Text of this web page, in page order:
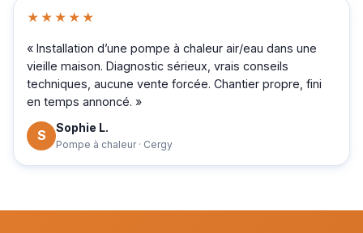
★★★★★
« Installation d’une pompe à chaleur air/eau dans une
vieille maison. Diagnostic sérieux, vrais conseils
techniques, aucune vente forcée. Chantier propre, fini
en temps annoncé. »
S Sophie L.
Pompe à chaleur · Cergy